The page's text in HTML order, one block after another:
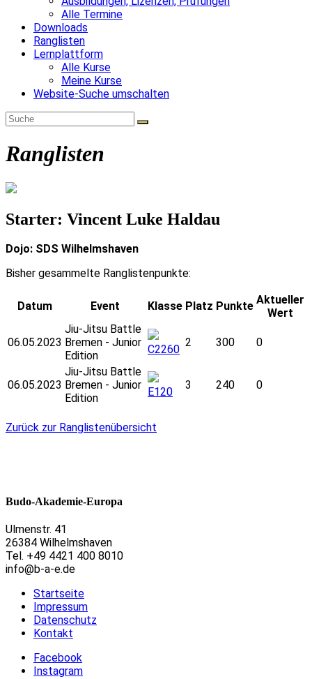
Alle Termine
Downloads
Ranglisten
Lernplattform
Alle Kurse
Meine Kurse
Website-Suche umschalten
Ranglisten
Starter: Vincent Luke Haldau
Dojo: SDS Wilhelmshaven
Bisher gesammelte Ranglistenpunkte:
Datum Event Klasse Platz Punkte Aktueller
Wert
06.05.2023
Jiu-Jitsu Battle
Bremen - Junior
Edition
C2260
2 300 0
06.05.2023
Jiu-Jitsu Battle
Bremen - Junior
Edition
E120
3 240 0
Zurück zur Ranglistenübersicht
Budo-Akademie-Europa
Ulmenstr. 41
26384 Wilhelmshaven
Tel. +49 4421 400 8010
info@b-a-e.de
Startseite
Impressum
Datenschutz
Kontakt
Facebook
Instagram